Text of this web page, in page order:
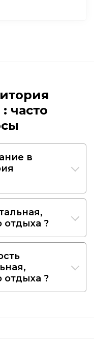
часто
в
отдыха ?
отдыха ?